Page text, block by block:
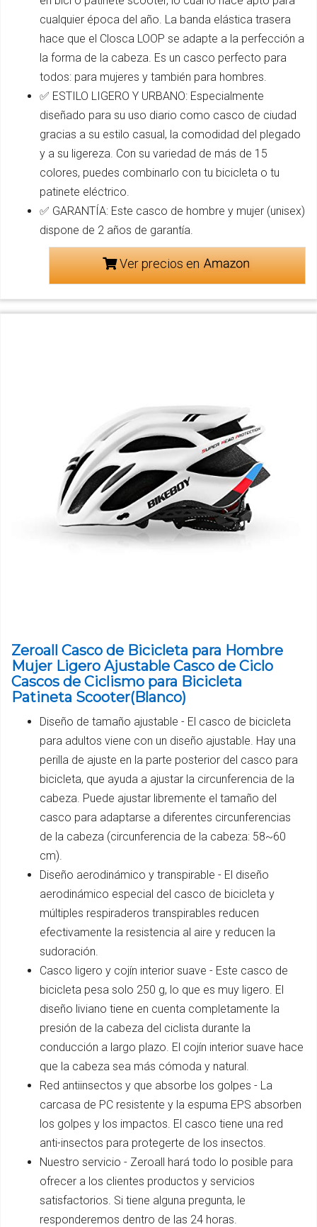
cualquier época del año. La banda elástica trasera
hace que el Closca LOOP se adapte a la perfección a
la forma de la cabeza. Es un casco perfecto para
todos: para mujeres y también para hombres.
✅ ESTILO LIGERO Y URBANO: Especialmente
diseñado para su uso diario como casco de ciudad
gracias a su estilo casual, la comodidad del plegado
y a su ligereza. Con su variedad de más de 15
colores, puedes combinarlo con tu bicicleta o tu
patinete eléctrico.
✅ GARANTÍA: Este casco de hombre y mujer (unisex)
dispone de 2 años de garantía.
Ver precios en
Zeroall Casco de Bicicleta para Hombre
Mujer Ligero Ajustable Casco de Ciclo
Cascos de Ciclismo para Bicicleta
Patineta Scooter(Blanco)
Diseño de tamaño ajustable - El casco de bicicleta
para adultos viene con un diseño ajustable. Hay una
perilla de ajuste en la parte posterior del casco para
bicicleta, que ayuda a ajustar la circunferencia de la
cabeza. Puede ajustar libremente el tamaño del
casco para adaptarse a diferentes circunferencias
de la cabeza (circunferencia de la cabeza: 58~60
cm).
Diseño aerodinámico y transpirable - El diseño
aerodinámico especial del casco de bicicleta y
múltiples respiraderos transpirables reducen
efectivamente la resistencia al aire y reducen la
sudoración.
Casco ligero y cojín interior suave - Este casco de
bicicleta pesa solo 250 g, lo que es muy ligero. El
diseño liviano tiene en cuenta completamente la
presión de la cabeza del ciclista durante la
conducción a largo plazo. El cojín interior suave hace
que la cabeza sea más cómoda y natural.
Red antiinsectos y que absorbe los golpes - La
carcasa de PC resistente y la espuma EPS absorben
los golpes y los impactos. El casco tiene una red
anti-insectos para protegerte de los insectos.
Nuestro servicio - Zeroall hará todo lo posible para
ofrecer a los clientes productos y servicios
satisfactorios. Si tiene alguna pregunta, le
responderemos dentro de las 24 horas.